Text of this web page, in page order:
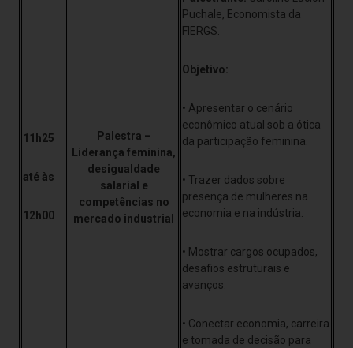
11h25
até às
12h00
Palestra –
Liderança feminina,
desigualdade
salarial e
competências no
mercado industrial
Puchale, Economista da
FIERGS.
Objetivo:
• Apresentar o cenário
econômico atual sob a ótica
da participação feminina.
• Trazer dados sobre
presença de mulheres na
economia e na indústria.
• Mostrar cargos ocupados,
desafios estruturais e
avanços.
• Conectar economia, carreira
e tomada de decisão para